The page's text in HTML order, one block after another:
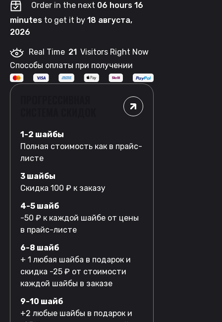
Order in the next 06 hours 16
minutes to get it by 18 августа,
2026
Real Time 21 Visitors Right Now
Способы оплаты при получении
1-2 шайбы
Полная стоимость как в прайс-
листе
3 шайбы
Скидка 100 ₽ к заказу
4-5 шайб
-50 ₽ к каждой шайбе от цены
в прайс-листе
6-8 шайб
+ 1 любая шайба в подарок и
скидка -25 ₽ от стоимости
каждой шайбы в заказе
9-10 шайб
+2 любые шайбы в подарок и